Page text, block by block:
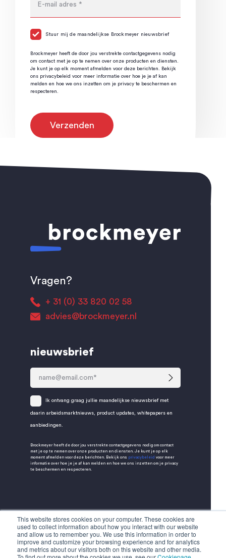
This website stores cookies on your computer. These cookies are
used to collect information about how you interact with our website
and allow us to remember you. We use this information in order to
improve and customize your browsing experience and for analytics
and metrics about our visitors both on this website and other media.
Stuur mij de maandelijkse Brockmeyer nieuwsbrief
Brockmeyer heeft de door jou verstrekte contactgegevens nodig
om contact met je op te nemen over onze producten en diensten.
Je kunt je op elk moment afmelden voor deze berichten. Bekijk
ons privacybeleid voor meer informatie over hoe je je af kan
melden en hoe we ons inzetten om je privacy te beschermen en
respecteren.
Vragen?
+ 31 (0) 33 820 02 58
advies@brockmeyer.nl
nieuwsbrief
Ik ontvang graag jullie maandelijkse nieuwsbrief met
daarin arbeidsmarktnieuws, product updates, whitepapers en
aanbiedingen.
Brockmeyer heeft de door jou verstrekte contactgegevens nodig om contact
met je op te nemen over onze producten en diensten. Je kunt je op elk
moment afmelden voor deze berichten. Bekijk ons privacybeleid voor meer
informatie over hoe je je af kan melden en hoe we ons inzetten om je privacy
te beschermen en respecteren.